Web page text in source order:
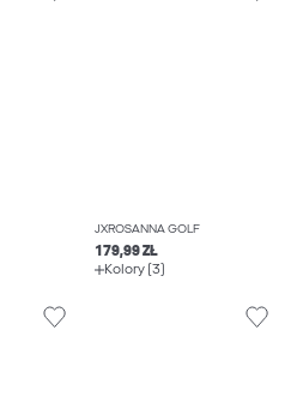
JXROSANNA GOLF
179,99 ZŁ
Kolory (3)